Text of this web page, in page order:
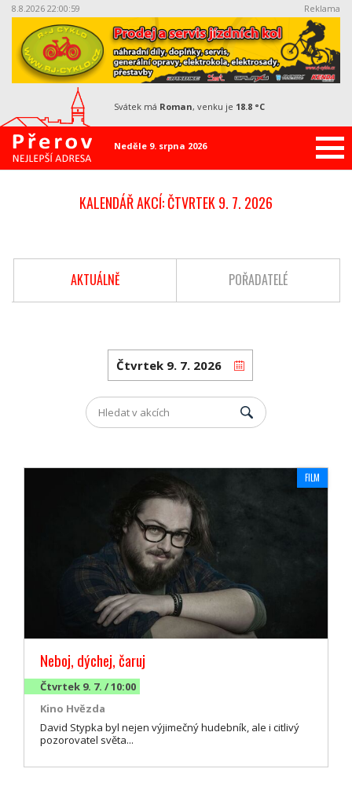
8.8.2026 22:01:00 Reklama
Neděle 9. srpna 2026
svátek má Roman, venku je 18.8 °C
KALENDÁŘ AKCÍ: ČTVRTEK 9. 7. 2026
AKTUÁLNĚ POŘADATELÉ
FILM
Neboj, dýchej, čaruj
Čtvrtek 9. 7. / 10:00
Kino Hvězda
David Stypka byl nejen výjimečný hudebník, ale i citlivý
pozorovatel světa...